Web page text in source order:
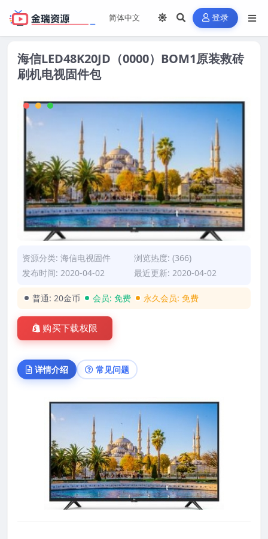
登录
海信LED48K20JD（0000）BOM1原装救砖
刷机电视固件包
资源分类: 海信电视固件
浏览热度: (366)
发布时间: 2020-04-02
最近更新: 2020-04-02
普通: 20金币 会员: 免费 永久会员: 免费
购买下载权限
详情介绍 常见问题